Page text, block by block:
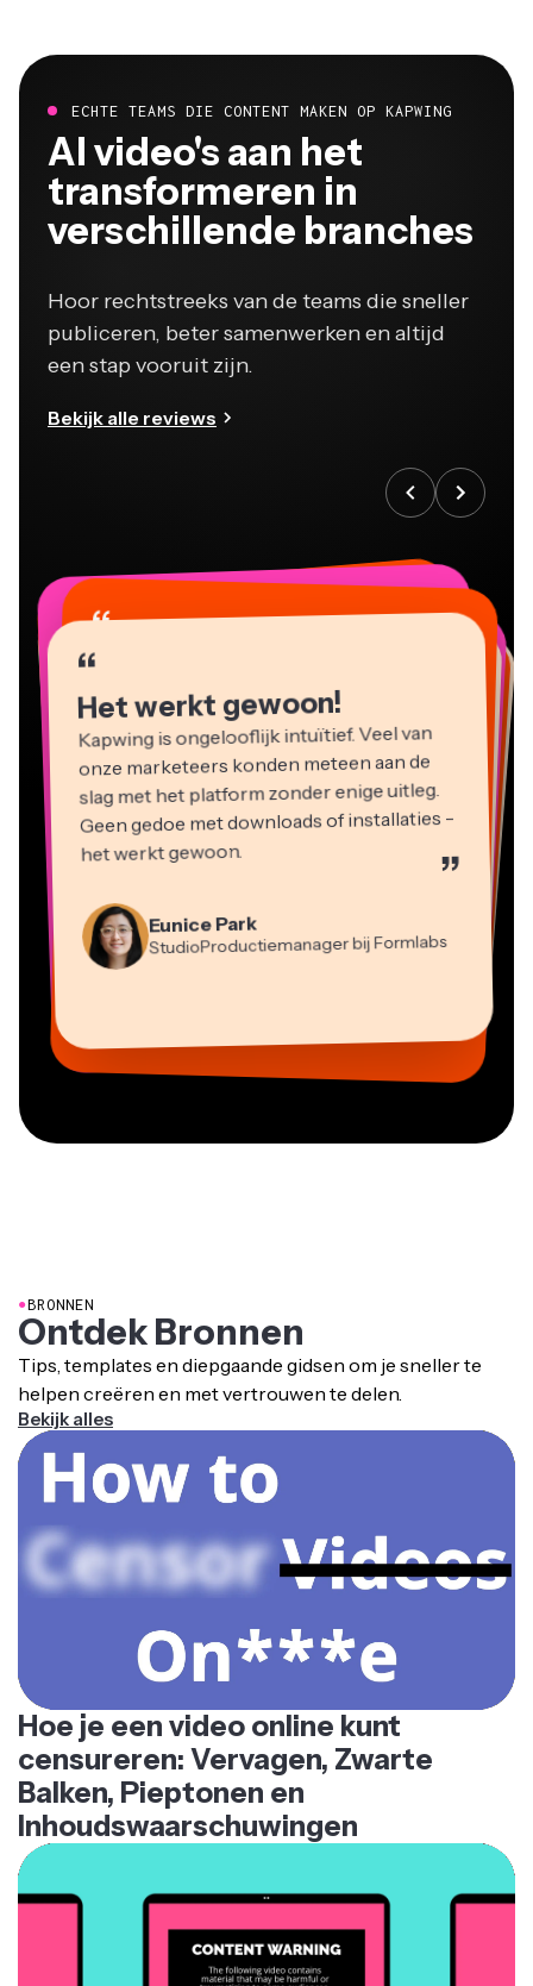
Al video's aan het
transformeren in
verschillende branches
publiceren, beter samenwerken en altijd
een stap vooruit zijn.
“
Het werkt gewoon!
Kapwing is ongelooflijk intuïtief. Veel van
onze marketeers konden meteen aan de
slag met het platform zonder enige uitleg.
Geen gedoe met downloads of installaties -
het werkt gewoon. ”
StudioProductiemanager bij Formlabs
“
“
Grant Taleck
Panos Papagapiou
Managing Partner bij EPATHLON
“
Kerry-lee Farla
“
Gracie Peng
“
Heidi Rae
“
Natasha Ball
Adviseur
“
Mitch Rawlings
“
Dina Segovia
Virtuele Freelance Werker
Ontdek Bronnen
Tips, templates en diepgaande gidsen om je sneller te
helpen creëren en met vertrouwen te delen.
Bekijk alles
Hoe je een video online kunt
censureren: Vervagen, Zwarte
Balken, Pieptonen en
Inhoudswaarschuwingen